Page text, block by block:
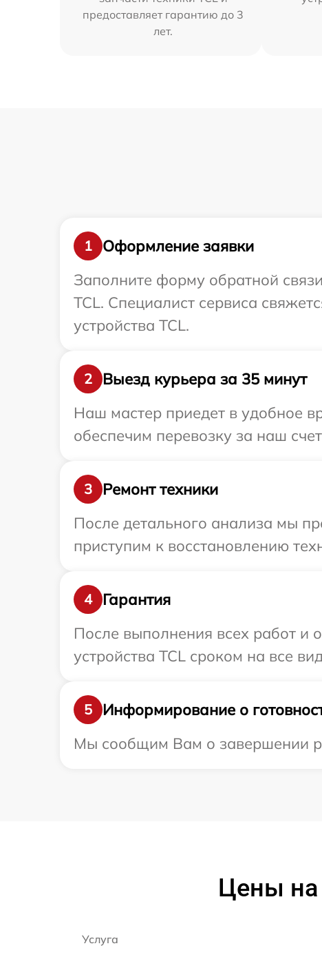
предоставляет гарантию до 3
лет.
1
Оформление заявки
Заполните форму обратной
TCL. Специалист сервиса
устройства TCL.
2
Выезд курьера за 35 минут
Наш мастер приедет в удобное
обеспечим перевозку за наш
3
Ремонт техники
После детального анализа мы
приступим к восстановлению
4
Гарантия
После выполнения всех работ и
устройства TCL сроком на все
5
Информирование о
Мы сообщим Вам о завершении
Цены на
Услуга